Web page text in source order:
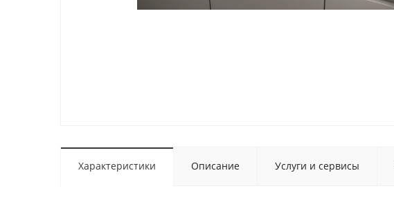
Характеристики Описание Услуги и сервисы